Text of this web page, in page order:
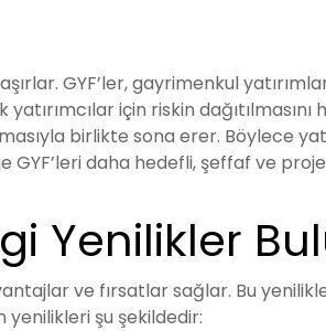
GYF’ler, gayrimenkul
için riskin dağıtılmasını
birlikte sona erer. Böylece
GYF’leri daha hedefli, şeffaf ve
Yenilikler
ve fırsatlar sağlar. Bu
yenilikleri şu şekildedir: